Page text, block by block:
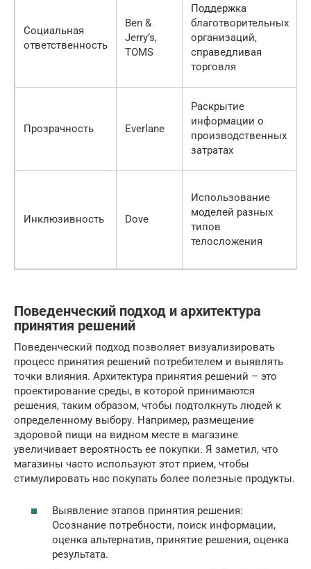
Социальная
ответственность
Ben &
Jerry’s,
TOMS
Поддержка
благотворительных
организаций,
справедливая
торговля
Прозрачность Everlane
Раскрытие
информации о
производственных
затратах
Инклюзивность Dove
Использование
моделей разных
типов
телосложения
Поведенческий подход и архитектура
принятия решений
Поведенческий подход позволяет визуализировать
процесс принятия решений потребителем и выявлять
точки влияния. Архитектура принятия решений – это
проектирование среды, в которой принимаются
решения, таким образом, чтобы подтолкнуть людей к
определенному выбору. Например, размещение
здоровой пищи на видном месте в магазине
увеличивает вероятность ее покупки. Я заметил, что
магазины часто используют этот прием, чтобы
стимулировать нас покупать более полезные продукты.
Выявление этапов принятия решения:
Осознание потребности, поиск информации,
оценка альтернатив, принятие решения, оценка
результата.